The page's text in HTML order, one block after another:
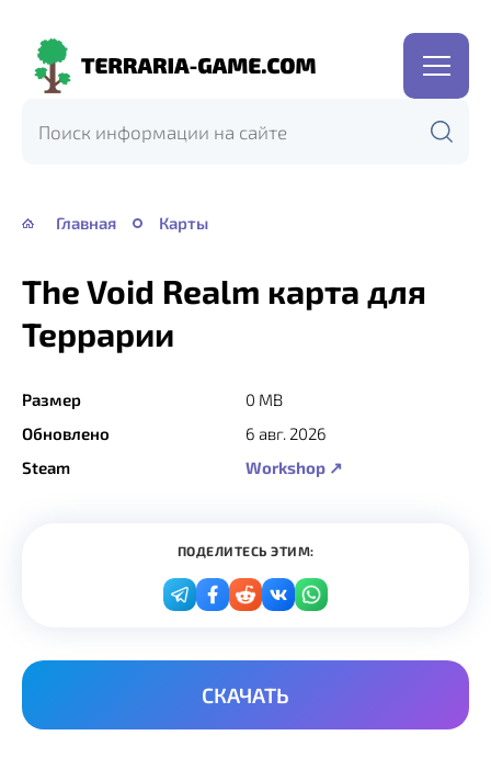
Terraria-
Главная Карты
The Void Realm карта для
Террарии
Размер
0 MB
Обновлено
6 авг. 2026
Steam
Workshop ↗
ПОДЕЛИТЕСЬ ЭТИМ:
СКАЧАТЬ